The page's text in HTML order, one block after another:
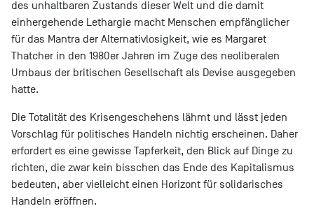
des unhaltbaren Zustands dieser Welt und die damit
einhergehende Lethargie macht Menschen empfänglicher
für das Mantra der Alternativlosigkeit, wie es Margaret
Thatcher in den 1980er Jahren im Zuge des neoliberalen
Umbaus der britischen Gesellschaft als Devise ausgegeben
hatte.
Die Totalität des Krisengeschehens lähmt und lässt jeden
Vorschlag für politisches Handeln nichtig erscheinen. Daher
erfordert es eine gewisse Tapferkeit, den Blick auf Dinge zu
richten, die zwar kein bisschen das Ende des Kapitalismus
bedeuten, aber vielleicht einen Horizont für solidarisches
Handeln eröffnen.